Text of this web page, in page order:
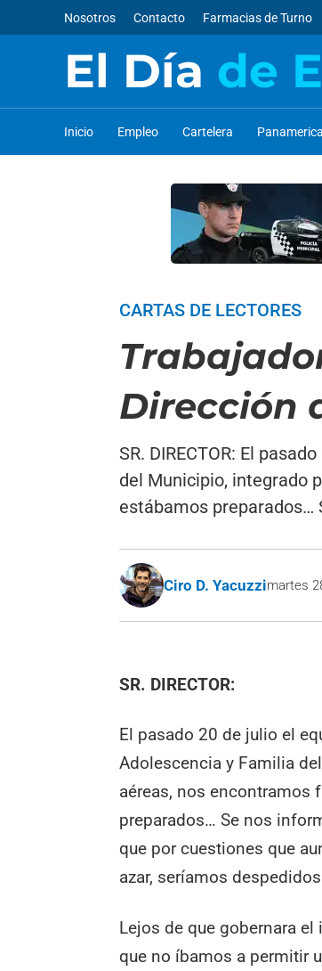
Nosotros Contacto Farmacias de Turno
El Día de
Inicio Empleo Cartelera
CARTAS DE LECTORES
Dirección
SR. DIRECTOR: El
del Municipio, integrado
estábamos preparados…
Ciro D. Yacuzzimartes
SR. DIRECTOR:
El pasado 20 de julio el
Adolescencia y Familia
aéreas, nos encontramos
preparados… Se nos
que por cuestiones que
azar, seríamos
Lejos de que gobernara
que no íbamos a permitir